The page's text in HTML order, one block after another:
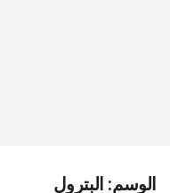
الوسم: البترول